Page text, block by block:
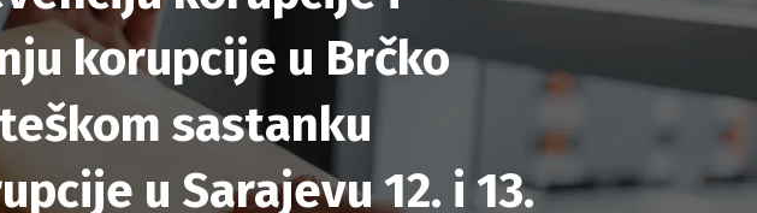
korupcije u Brčko
sastanku
u Sarajevu 12. i 13.